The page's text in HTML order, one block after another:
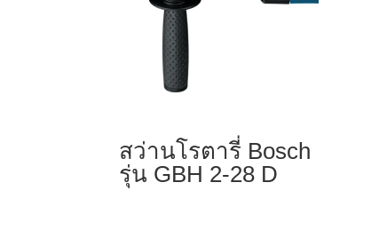
สว่านโรตารี่ Bosch
รุ่น GBH 2-28 D